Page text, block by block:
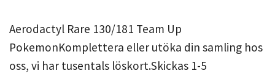
Aerodactyl Rare 130/181 Team Up
PokemonKomplettera eller utöka din samling hos
oss, vi har tusentals löskort.Skickas 1-5